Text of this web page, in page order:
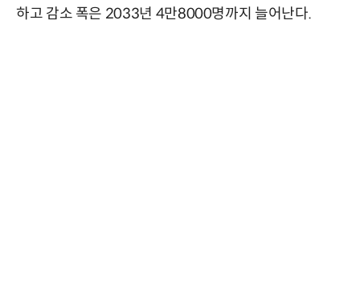
하고 감소 폭은 2033년 4만8000명까지 늘어난다.